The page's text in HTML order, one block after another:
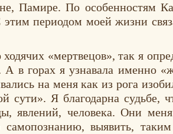
Памире. По особенностям
этим периодом моей жизни
«мертвецов», так я
А в горах я узнавала именно
на меня как из рога
сути». Я благодарна судьбе,
явлений, человека. Они
выявить,